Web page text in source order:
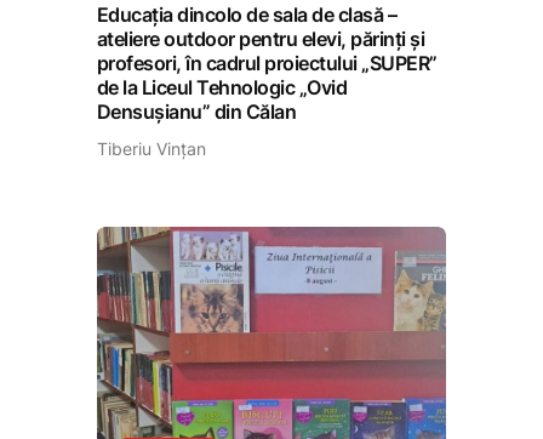
Educația dincolo de sala de clasă –
ateliere outdoor pentru elevi, părinți și
profesori, în cadrul proiectului „SUPER”
de la Liceul Tehnologic „Ovid
Densușianu” din Călan
Tiberiu Vințan